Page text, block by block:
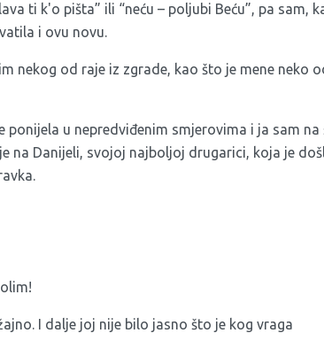
ti k'o pišta” ili “neću – poljubi Beću”, pa sam,
i ovu novu.
nekog od raje iz zgrade, kao što je mene neko
u nepredviđenim smjerovima i ja sam na
na Danijeli, svojoj najboljoj drugarici, koja je
I dalje joj nije bilo jasno što je kog vraga